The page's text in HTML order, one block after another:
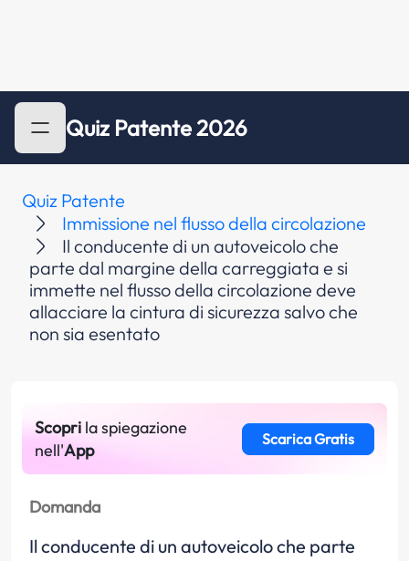
Quiz Patente 2026
Quiz Patente
Immissione nel flusso della circolazione
Il conducente di un autoveicolo che
parte dal margine della carreggiata e si
immette nel flusso della circolazione deve
allacciare la cintura di sicurezza salvo che
non sia esentato
Scopri la spiegazione
nell'App
Scarica Gratis
Domanda
Il conducente di un autoveicolo che parte